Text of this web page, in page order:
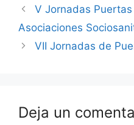
Navegación
de
V Jornadas
Asociaciones
VII Jornadas de
Deja un